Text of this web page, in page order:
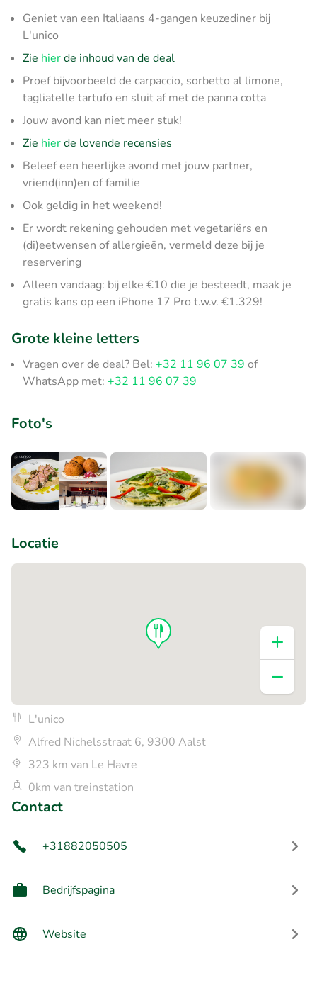
Geniet van een Italiaans 4-gangen keuzediner bij
L'unico
Zie hierde inhoud van de deal
Proef bijvoorbeeld de carpaccio, sorbetto al limone,
tagliatelle tartufo en sluit af met de panna cotta
Jouw avond kan niet meer stuk!
Zie hierde lovende recensies
Beleef een heerlijke avond met jouw partner,
vriend(inn)en of familie
Ook geldig in het weekend!
Er wordt rekening gehouden met vegetariërs en
(di)eetwensen of allergieën, vermeld deze bij je
reservering
Alleen vandaag: bij elke €10 die je besteedt, maak je
gratis kans op een iPhone 17 Pro t.w.v. €1.329!
Grote kleine letters
Vragen over de deal? Bel: +32 11 96 07 39 of
WhatsApp met: +32 11 96 07 39
Foto's
Locatie
L'unico
Alfred Nichelsstraat 6, 9300 Aalst
323 km van Le Havre
0km van treinstation
Contact
+31882050505
Bedrijfspagina
Website